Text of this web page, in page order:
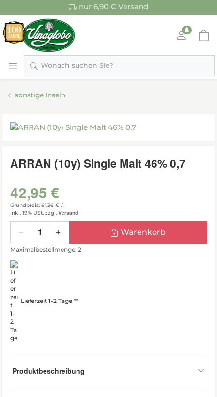
nur 6,90 € Versand
Wonach suchen Sie?
sonstige Inseln
ARRAN (10y) Single Malt 46% 0,7
42,95 €
Grundpreis: 61,36 € / l
inkl. 19% USt. zzgl. Versand
Warenkorb
Maximalbestellmenge: 2
Lieferzeit 1-2 Tage **
Produktbeschreibung